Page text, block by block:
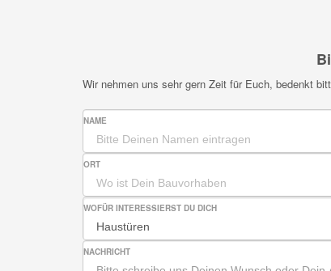
Wir nehmen uns sehr gern Zeit für Euch, bedenkt
NAME
ORT
WOFÜR INTERESSIERST DU DICH
NACHRICHT